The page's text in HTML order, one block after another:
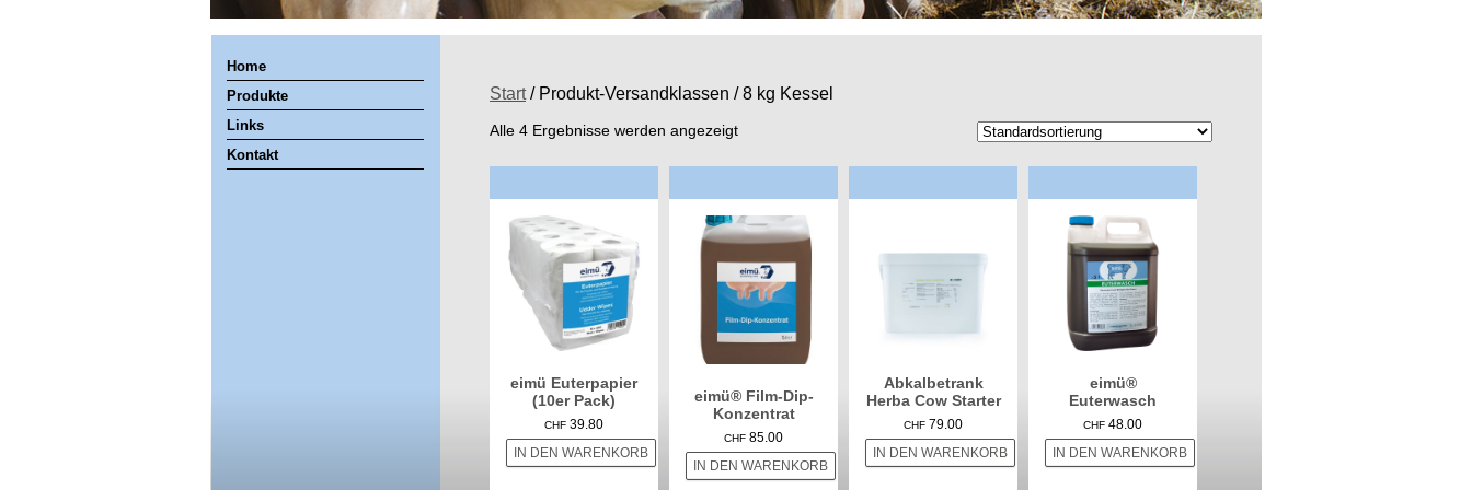
Home
Produkte
Links
Kontakt
Start/ Produkt-Versandklassen / 8 kg Kessel
Alle 4 Ergebnisse werden angezeigt
eimü Euterpapier
(10er Pack)
CHF 39.80
IN DEN WARENKORB
eimü® Film-Dip-
Konzentrat
CHF 85.00
IN DEN WARENKORB
Abkalbetrank
Herba Cow Starter
CHF 79.00
IN DEN WARENKORB
eimü®
Euterwasch
CHF 48.00
IN DEN WARENKORB